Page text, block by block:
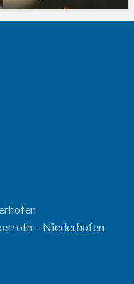
– Niederhofen